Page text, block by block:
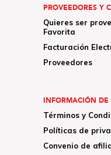
PROVEEDORES Y
Quieres ser
Favorita
Facturación
Proveedores
INFORMACIÓN DE
Términos y
Políticas de
Convenio de